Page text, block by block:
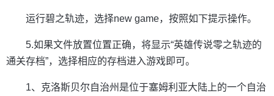
运行碧之轨迹，选择new game，按照如下提示操作。
5.如果文件放置位置正确，将显示“英雄传说零之轨迹的
通关存档”，选择相应的存档进入游戏即可。
1、克洛斯贝尔自治州是位于塞姆利亚大陆上的一个自治